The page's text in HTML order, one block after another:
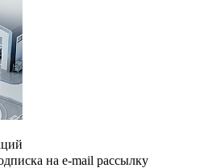
на e-mail рассылку